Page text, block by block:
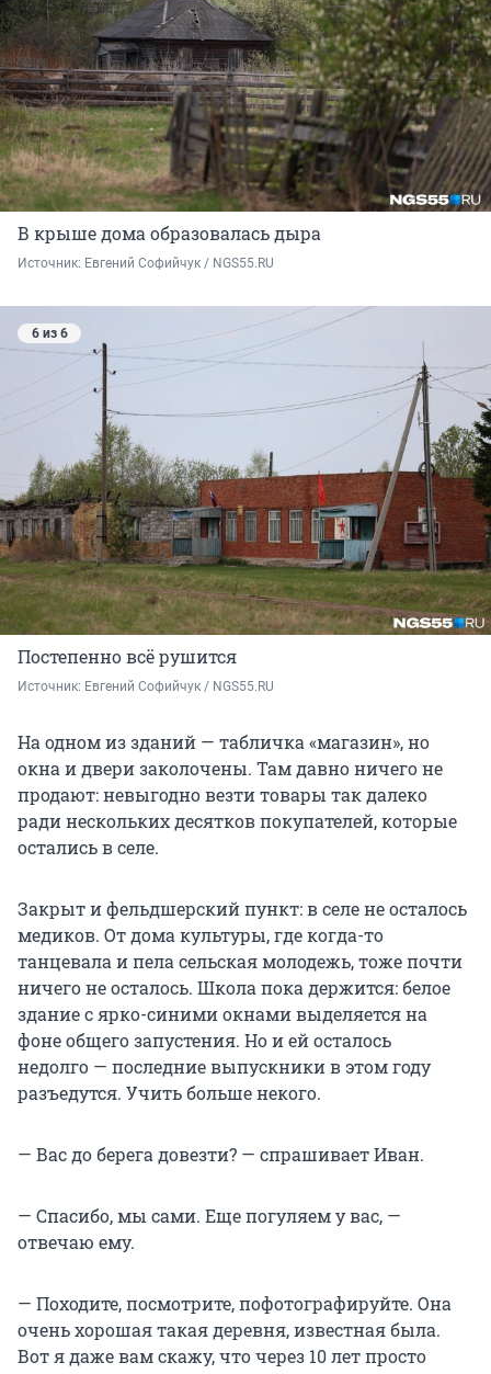
В крыше дома образовалась дыра
Источник: Евгений Софийчук / NGS55.RU
6 из 6
Постепенно всё рушится
Источник: Евгений Софийчук / NGS55.RU
На одном из зданий — табличка «магазин», но
окна и двери заколочены. Там давно ничего не
продают: невыгодно везти товары так далеко
ради нескольких десятков покупателей, которые
остались в селе.
Закрыт и фельдшерский пункт: в селе не осталось
медиков. От дома культуры, где когда-то
танцевала и пела сельская молодежь, тоже почти
ничего не осталось. Школа пока держится: белое
здание с ярко-синими окнами выделяется на
фоне общего запустения. Но и ей осталось
недолго — последние выпускники в этом году
разъедутся. Учить больше некого.
— Вас до берега довезти? — спрашивает Иван.
— Спасибо, мы сами. Еще погуляем у вас, —
отвечаю ему.
— Походите, посмотрите, пофотографируйте. Она
очень хорошая такая деревня, известная была.
Вот я даже вам скажу, что через 10 лет просто